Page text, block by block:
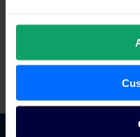
media@siteminder.com